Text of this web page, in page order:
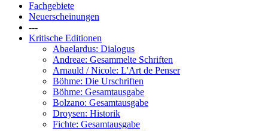
Fachgebiete
Neuerscheinungen
---
Kritische Editionen
Abaelardus: Dialogus
Andreae: Gesammelte Schriften
Arnauld / Nicole: L'Art de Penser
Böhme: Die Urschriften
Böhme: Gesamtausgabe
Bolzano: Gesamtausgabe
Droysen: Historik
Fichte: Gesamtausgabe